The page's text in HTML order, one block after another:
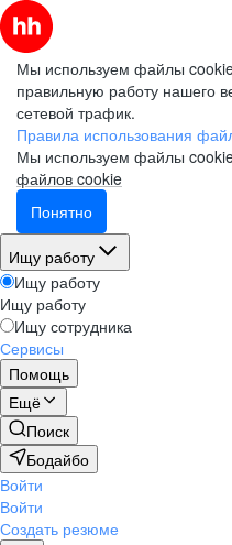
Мы используем файлы
правильную работу нашего
сетевой трафик.
Правила использования
Мы используем файлы
файлов cookie
Понятно
Ищу работу
Ищу работу
Ищу работу
Ищу сотрудника
Сервисы
Помощь
Ещё
Поиск
Бодайбо
Войти
Войти
Создать резюме